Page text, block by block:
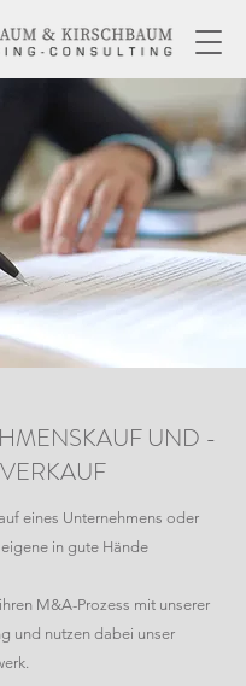
UND -
VERKAUF
eines Unternehmens oder
in gute Hände
M&A-Prozess mit unserer
und nutzen dabei unser